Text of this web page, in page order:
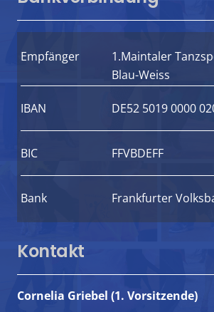
Empfänger
1.Maintaler
Blau-Weiss
IBAN DE52 5019 0000
BIC FFVBDEFF
Bank Frankfurter
Kontakt
Cornelia Griebel (1. Vorsitzende)